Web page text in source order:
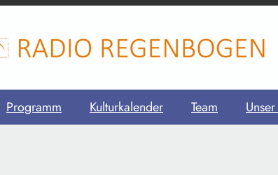
Programm Kulturkalender Team